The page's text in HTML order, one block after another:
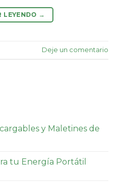
LEYENDO →
Deje un comentario
y Maletines de
tu Energía Portátil